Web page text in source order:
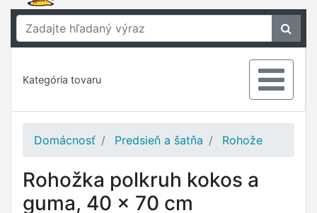
Kategória tovaru
Domácnosť Predsieň a šatňa Rohože
Rohožka polkruh kokos a
guma, 40 x 70 cm